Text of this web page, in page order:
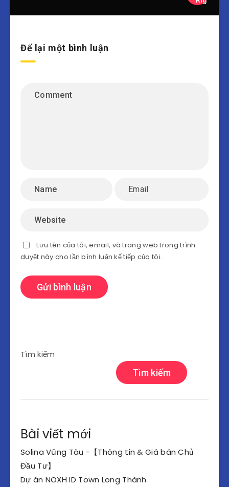
Để lại một bình luận
Lưu tên của tôi, email, và trang web trong trình
duyệt này cho lần bình luận kế tiếp của tôi.
Tìm kiếm
Tìm kiếm
Bài viết mới
Solina Vũng Tàu -【Thông tin & Giá bán Chủ
Đầu Tư】
Dự án NOXH ID Town Long Thành